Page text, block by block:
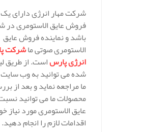
شرکت مهار انرژی دارای
فروش عایق الاستومری در
باشد و نماینده فروش عایق
الاستومری صوتی ماشرکت
انرژی پارساست. از طریق
شده می توانید به وب سایت
ما مراجعه نماید و بعد از
محصولات ما می توانید
عایق الاستومری مورد نیاز
اقدامات لازم را انجام دهید.